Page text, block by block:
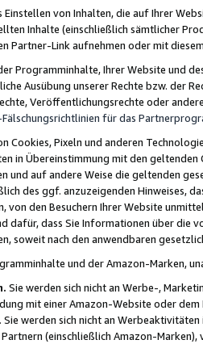
Einstellen von Inhalten, die auf Ihrer
Inhalte (einschließlich sämtlicher
Partner-Link aufnehmen oder mit
Programminhalte, Ihrer Website und
Ausübung unserer Rechte bzw. der
Veröffentlichungsrechte oder
für das
Cookies, Pixeln und anderen
in Übereinstimmung mit den
und auf andere Weise die geltenden
des ggf. anzuzeigenden Hinweises,
von den Besuchern Ihrer Website
dafür, dass Sie Informationen über die
soweit nach den anwendbaren
und der Amazon-Marken,
Sie werden sich nicht an Werbe-,
mit einer Amazon-Website oder
werden sich nicht an
(einschließlich Amazon-